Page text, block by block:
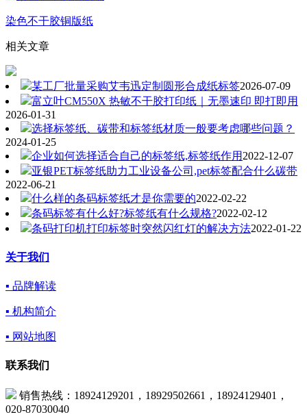
染色不干胶铜版纸
相关文章
某工厂批量采购艾韦迅定制圆形合成纸标签2026-07-09
富立叶CM550X 热敏不干胶打印纸｜无墨速印 即打即用
2026-01-31
选择标签纸、碳带和标签纸材质一般要考虑哪些问题？
2024-01-25
企业如何选择适合自己的标签纸,标签纸作用 2022-12-07
亚银PET标签纸助力工业设备公司,pet标签配合什么碳带
2022-06-21
什么样的条码标签纸才是你需要的2022-02-22
条码标签有什么好?标签纸有什么规格?2022-02-12
条码打印机打印标签时突然闪红灯的解决方法2022-01-22
关于我们
▪ 品牌解读
▪ 机构简介
▪ 网站地图
联系我们
销售热线：18924129201，18929502661，18924129401，
020-87030040